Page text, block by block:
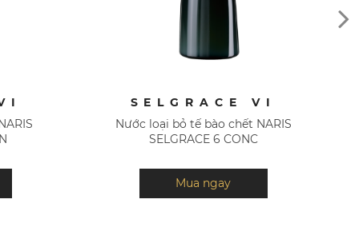
SELGRACE VI
Nước loại bỏ tế bào chết NARIS
SELGRACE 6 CONC
Mua ngay